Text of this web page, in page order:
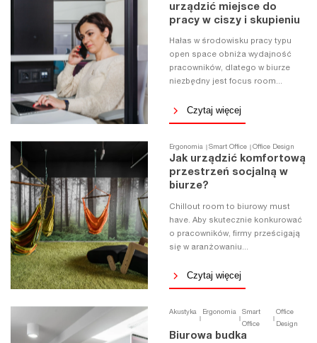
urządzić miejsce do
pracy w ciszy i skupieniu
Hałas w środowisku pracy typu
open space obniża wydajność
pracowników, dlatego w biurze
niezbędny jest focus room...
Czytaj więcej
Ergonomia Smart Office Office Design
Jak urządzić komfortową
przestrzeń socjalną w
biurze?
Chillout room to biurowy must
have. Aby skutecznie konkurować
o pracowników, firmy prześcigają
się w aranżowaniu...
Czytaj więcej
Akustyka Ergonomia
Smart
Office
Office
Design
Biurowa budka